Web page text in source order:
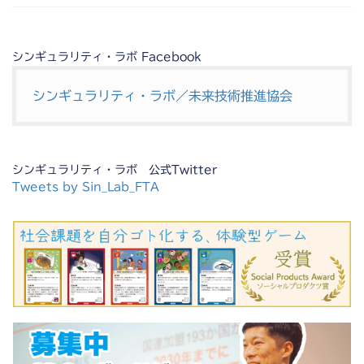
シンギュラリティ・ラボ Facebook
シンギュラリティ・ラボ／未来技術推進協会
シンギュラリティ・ラボ 公式Twitter
Tweets by Sin_Lab_FTA